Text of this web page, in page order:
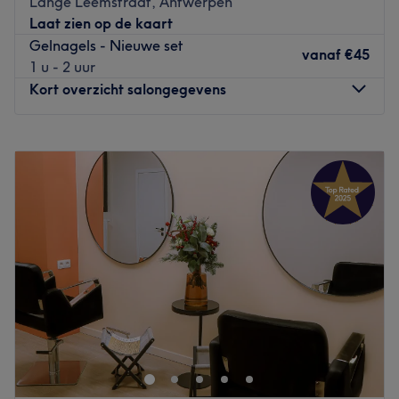
voor behandelingen van wenkbrauwen, wimpers of
gelaat ben je hier aan het juiste adres. Alsof dat nog niet
genoeg was kan je ook nog helemaal haarvrij worden
met zowel de standaard wax alsook sugarwax.
Go to venue
Laat zien op de kaart
Gelnagels - Nieuwe set
1 u - 2 uur
vanaf €45
Kort overzicht salongegevens
10:00
18:00
Woensdag
Gesloten
–18:00
Vrijdag
18:00
Zaterdag
10:00
Zondag
Gesloten
Hi! I’m Sofia, your nail stylist in the heart of Antwerp
Welcome! I specialize in clean, well groomed manicures
and nail styling using the latest techniques. I work with
great attention to detail, and hygiene is always my top